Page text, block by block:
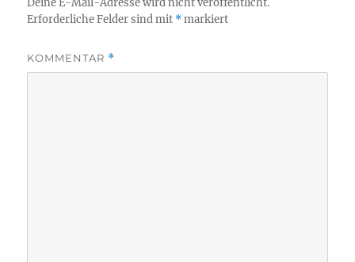
Deine E-Mail-Adresse wird nicht veröffentlicht.
Erforderliche Felder sind mit *markiert
KOMMENTAR *